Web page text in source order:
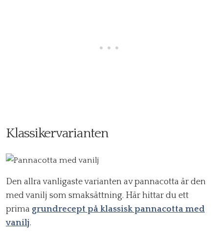
Klassikervarianten
Den allra vanligaste varianten av pannacotta är den
med vanilj som smaksättning. Här hittar du ett
prima grundrecept på klassisk pannacotta med
vanilj.